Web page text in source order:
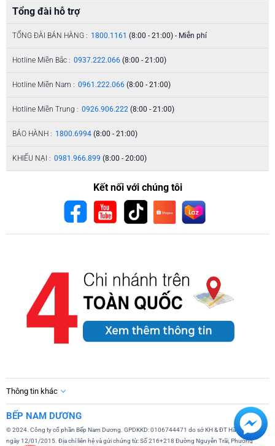
Tổng đài hỗ trợ
TỔNG ĐÀI BÁN HÀNG : 1800.1161 (8:00 - 21:00) - Miễn phí
Hotline Miền Bắc : 0937.222.066 (8:00 - 21:00)
Hotline Miền Nam : 0961.222.066 (8:00 - 21:00)
Hotline Miền Trung : 0926.906.222 (8:00 - 21:00)
BẢO HÀNH : 1800.6994 (8:00 - 21:00)
KHIẾU NẠI : 0981.966.899 (8:00 - 20:00)
Kết nối với chúng tôi
Thông tin khác
BẾP NAM DƯƠNG
© 2024. Công ty cổ phần Bếp Nam Dương. GPDKKD: 0106744471 do sở KH & ĐT Hà Nội cấp
ngày 12/01/2015. Địa chỉ liên hệ và gửi chứng từ: Số 216+218 Đường Nguyễn Trãi, Phường